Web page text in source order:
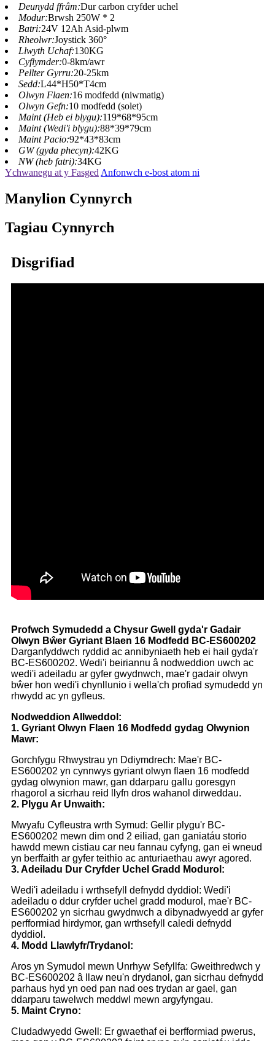
Deunydd ffrâm:Dur carbon cryfder uchel
Modur:Brwsh 250W * 2
Batri:24V 12Ah Asid-plwm
Rheolwr:Joystick 360°
Llwyth Uchaf:130KG
Cyflymder:0-8km/awr
Pellter Gyrru:20-25km
Sedd:L44*H50*T4cm
Olwyn Flaen:16 modfedd (niwmatig)
Olwyn Gefn:10 modfedd (solet)
Maint (Heb ei blygu):119*68*95cm
Maint (Wedi'i blygu):88*39*79cm
Maint Pacio:92*43*83cm
GW (gyda phecyn):42KG
NW (heb fatri):34KG
Ychwanegu at y Fasged Anfonwch e-bost atom ni
Manylion Cynnyrch
Tagiau Cynnyrch
Disgrifiad
Profwch Symudedd a Chysur Gwell gyda'r Gadair
Olwyn Bŵer Gyriant Blaen 16 Modfedd BC-ES600202
Darganfyddwch ryddid ac annibyniaeth heb ei hail gyda'r
BC-ES600202. Wedi'i beiriannu â nodweddion uwch ac
wedi'i adeiladu ar gyfer gwydnwch, mae'r gadair olwyn
bŵer hon wedi'i chynllunio i wella'ch profiad symudedd yn
rhwydd ac yn gyfleus.
Nodweddion Allweddol:
1. Gyriant Olwyn Flaen 16 Modfedd gydag Olwynion
Mawr:
Gorchfygu Rhwystrau yn Ddiymdrech: Mae'r BC-
ES600202 yn cynnwys gyriant olwyn flaen 16 modfedd
gydag olwynion mawr, gan ddarparu gallu goresgyn
rhagorol a sicrhau reid llyfn dros wahanol dirweddau.
2. Plygu Ar Unwaith:
Mwyafu Cyfleustra wrth Symud: Gellir plygu'r BC-
ES600202 mewn dim ond 2 eiliad, gan ganiatáu storio
hawdd mewn cistiau car neu fannau cyfyng, gan ei wneud
yn berffaith ar gyfer teithio ac anturiaethau awyr agored.
3. Adeiladu Dur Cryfder Uchel Gradd Modurol:
Wedi'i adeiladu i wrthsefyll defnydd dyddiol: Wedi'i
adeiladu o ddur cryfder uchel gradd modurol, mae'r BC-
ES600202 yn sicrhau gwydnwch a dibynadwyedd ar gyfer
perfformiad hirdymor, gan wrthsefyll caledi defnydd
dyddiol.
4. Modd Llawlyfr/Trydanol:
Aros yn Symudol mewn Unrhyw Sefyllfa: Gweithredwch y
BC-ES600202 â llaw neu'n drydanol, gan sicrhau defnydd
parhaus hyd yn oed pan nad oes trydan ar gael, gan
ddarparu tawelwch meddwl mewn argyfyngau.
5. Maint Cryno:
Cludadwyedd Gwell: Er gwaethaf ei berfformiad pwerus,